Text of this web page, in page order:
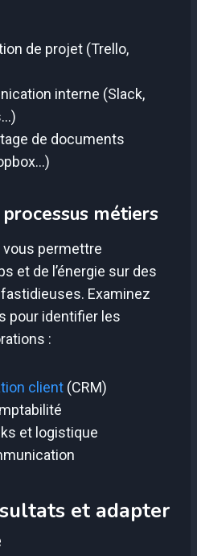
de projet (Trello,
interne (Slack,
de documents
métiers
vous permettre
et de l’énergie sur des
Examinez
pour identifier les
:
client (CRM)
et logistique
et adapter